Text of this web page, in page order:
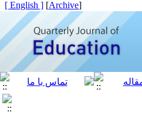
[
Archive
]
[ English ]